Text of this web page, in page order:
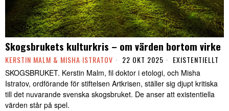
Skogsbrukets kulturkris – om värden bortom virke
KERSTIN MALM & MISHA ISTRATOV 22 OKT 2025 EXISTENTIELLT
SKOGSBRUKET. Kerstin Malm, fil doktor i etologi, och Misha
Istratov, ordförande för stiftelsen Artkrisen, ställer sig djupt kritiska
till det nuvarande svenska skogsbruket. De anser att existentiella
värden står på spel.